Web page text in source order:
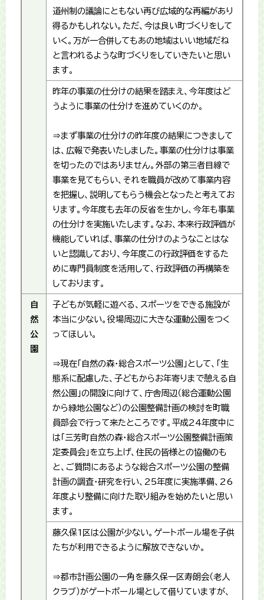
道州制の議論にともない再び広域的な再編があり
得るかもしれない。ただ、今は良い町づくりをして
いく。万が一合併してもあの地域はいい地域だね
と言われるような町づくりをしていきたいと思い
ます。
昨年の事業の仕分けの結果を踏まえ、今年度はど
うように事業の仕分けを進めていくのか。
⇒まず事業の仕分けの昨年度の結果につきまして
は、広報で発表いたしました。事業の仕分けは事業
を切ったのではありません。外部の第三者目線で
事業を見てもらい、それを職員が改めて事業内容
を把握し、説明してもらう機会となったと考えてお
ります。今年度も去年の反省を生かし、今年も事業
の仕分けを実施いたします。なお、本来行政評価が
機能していれば、事業の仕分けのようなことはな
いと認識しており、今年度この行政評価をするた
めに専門員制度を活用して、行政評価の再構築を
しております。
自
然
公
園
子どもが気軽に遊べる、スポーツをできる施設が
本当に少ない。役場周辺に大きな運動公園をつく
ってほしい。
⇒現在「自然の森・総合スポーツ公園」として、「生
態系に配慮した、子どもからお年寄りまで憩える自
然公園」の開設に向けて、庁舎周辺（総合運動公園
から緑地公園など）の公園整備計画の検討を町職
員部会で行って来たところです。平成24年度中に
は「三芳町自然の森・総合スポーツ公園整備計画策
定委員会」を立ち上げ、住民の皆様との協働のも
と、ご質問にあるような総合スポーツ公園の整備
計画の調査・研究を行い、25年度に実施準備、26
年度より整備に向けた取り組みを始めたいと思い
ます。
藤久保1区は公園が少ない。ゲートボール場を子供
たちが利用できるように解放できないか。
⇒都市計画公園の一角を藤久保一区寿朗会（老人
クラブ）がゲートボール場として借りていますが、